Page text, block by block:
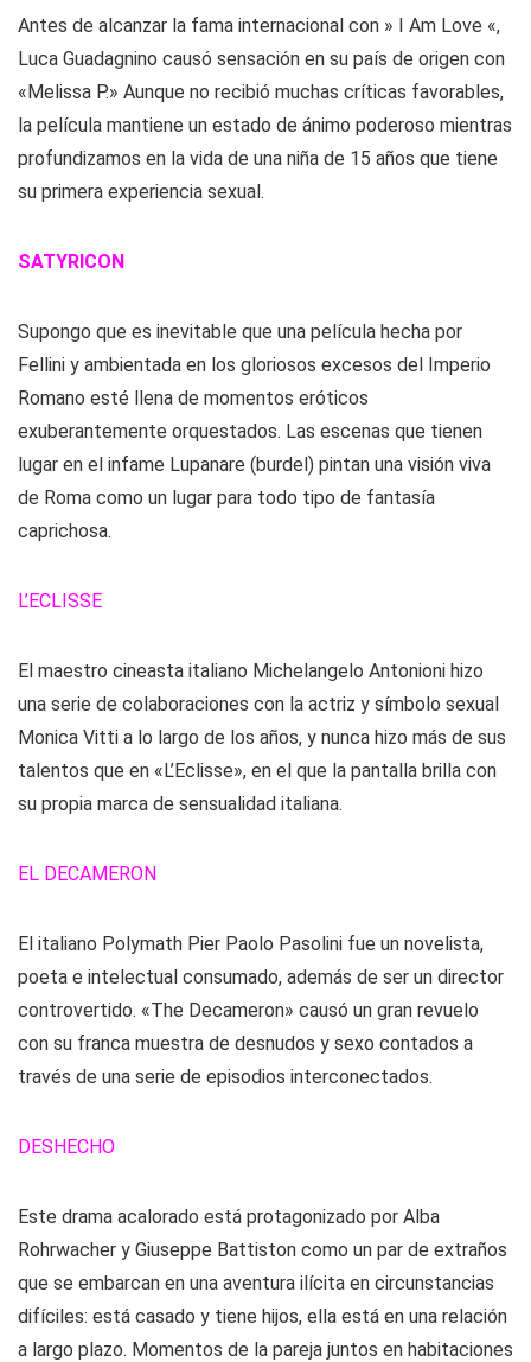
Antes de alcanzar la fama internacional con » I Am Love «,
Luca Guadagnino causó sensación en su país de origen con
«Melissa P.» Aunque no recibió muchas críticas favorables,
la película mantiene un estado de ánimo poderoso mientras
profundizamos en la vida de una niña de 15 años que tiene
su primera experiencia sexual.
SATYRICON
Supongo que es inevitable que una película hecha por
Fellini y ambientada en los gloriosos excesos del Imperio
Romano esté llena de momentos eróticos
exuberantemente orquestados. Las escenas que tienen
lugar en el infame Lupanare (burdel) pintan una visión viva
de Roma como un lugar para todo tipo de fantasía
caprichosa.
L’ECLISSE
El maestro cineasta italiano Michelangelo Antonioni hizo
una serie de colaboraciones con la actriz y símbolo sexual
Monica Vitti a lo largo de los años, y nunca hizo más de sus
talentos que en «L’Eclisse», en el que la pantalla brilla con
su propia marca de sensualidad italiana.
EL DECAMERON
El italiano Polymath Pier Paolo Pasolini fue un novelista,
poeta e intelectual consumado, además de ser un director
controvertido. «The Decameron» causó un gran revuelo
con su franca muestra de desnudos y sexo contados a
través de una serie de episodios interconectados.
DESHECHO
Este drama acalorado está protagonizado por Alba
Rohrwacher y Giuseppe Battiston como un par de extraños
que se embarcan en una aventura ilícita en circunstancias
difíciles: está casado y tiene hijos, ella está en una relación
a largo plazo. Momentos de la pareja juntos en habitaciones